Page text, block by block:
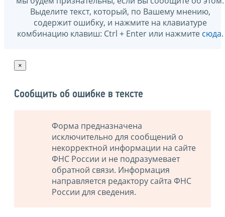
Выделите текст, который, по Вашему мнению,
содержит ошибку, и нажмите на клавиатуре
комбинацию клавиш: Ctrl + Enter или нажмите сюда.
×
Сообщить об ошибке в тексте
Форма предназначена
исключительно для сообщений о
некорректной информации на сайте
ФНС России и не подразумевает
обратной связи. Информация
направляется редактору сайта ФНС
России для сведения.